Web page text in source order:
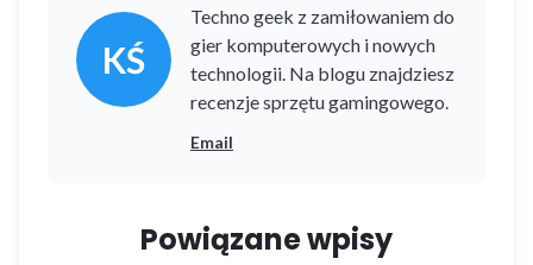
KŚ
Techno geek z zamiłowaniem do
gier komputerowych i nowych
technologii. Na blogu znajdziesz
recenzje sprzętu gamingowego.
Email
Powiązane wpisy